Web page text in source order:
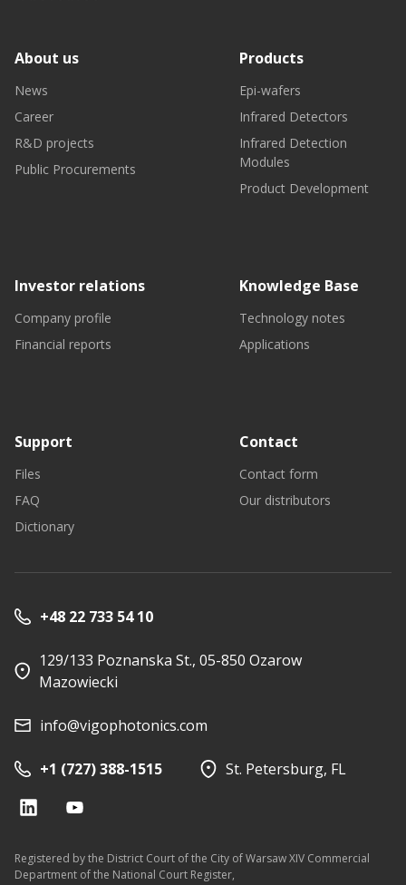
About us
News
Career
R&D projects
Public Procurements
Products
Epi-wafers
Infrared Detectors
Infrared Detection
Modules
Product Development
Investor relations
Company profile
Financial reports
Knowledge Base
Technology notes
Applications
Support
Files
FAQ
Dictionary
Contact
Contact form
Our distributors
+48 22 733 54 10
129/133 Poznanska St., 05-850 Ozarow
Mazowiecki
info@vigophotonics.com
+1 (727) 388-1515 St. Petersburg, FL
Registered by the District Court of the City of Warsaw XIV Commercial
Department of the National Court Register,